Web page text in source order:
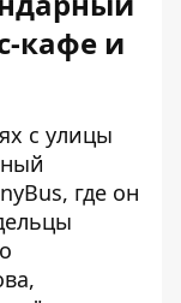
кафе и
с улицы
где он